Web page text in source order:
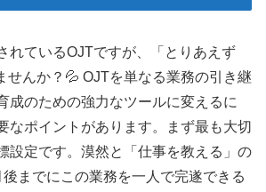
れているOJTですが、「とりあえず
せんか？💦 OJTを単なる業務の引き継
成のための強力なツールに変えるに
なポイントがあります。まず最も大切
設定です。漠然と「仕事を教える」の
までにこの業務を一人で完遂できる